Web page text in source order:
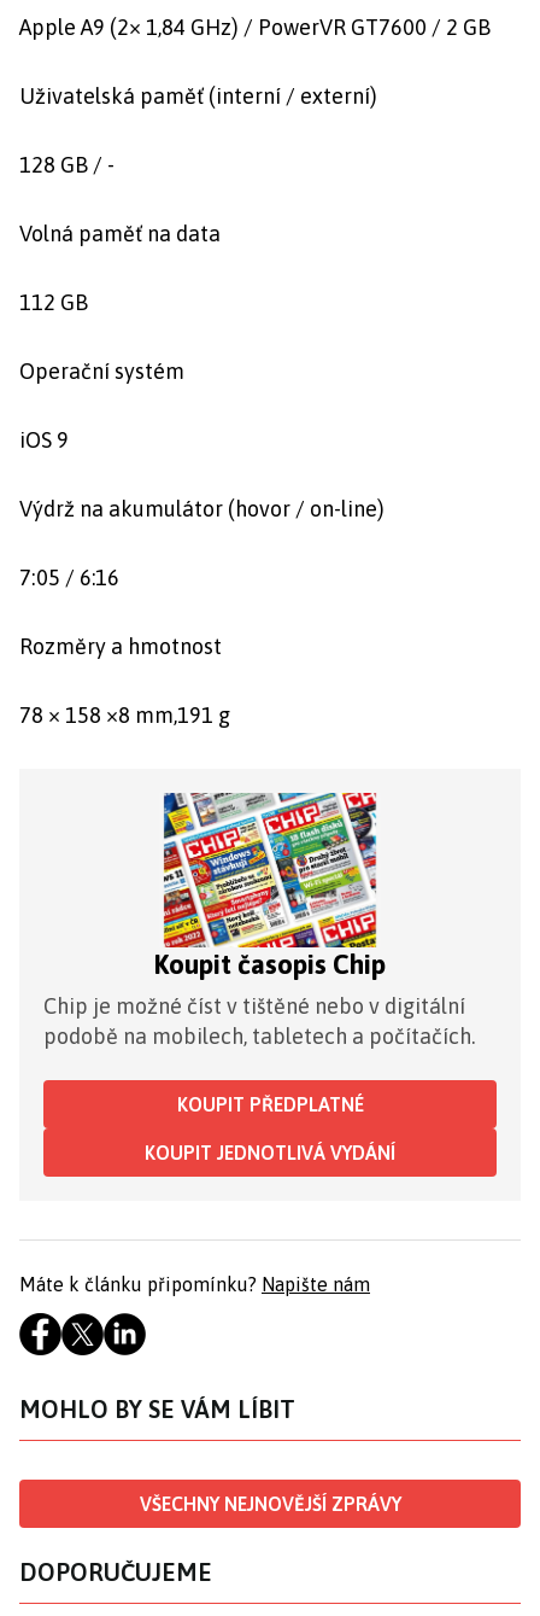
Apple A9 (2× 1,84 GHz) / PowerVR GT7600 / 2 GB
Uživatelská paměť (interní / externí)
128 GB / -
Volná paměť na data
112 GB
Operační systém
iOS 9
Výdrž na akumulátor (hovor / on-line)
7:05 / 6:16
Rozměry a hmotnost
78 × 158 ×8 mm,191 g
Koupit časopis Chip
Chip je možné číst v tištěné nebo v digitální
podobě na mobilech, tabletech a počítačích.
KOUPIT PŘEDPLATNÉ
KOUPIT JEDNOTLIVÁ VYDÁNÍ
Máte k článku připomínku? Napište nám
MOHLO BY SE VÁM LÍBIT
VŠECHNY NEJNOVĚJŠÍ ZPRÁVY
DOPORUČUJEME